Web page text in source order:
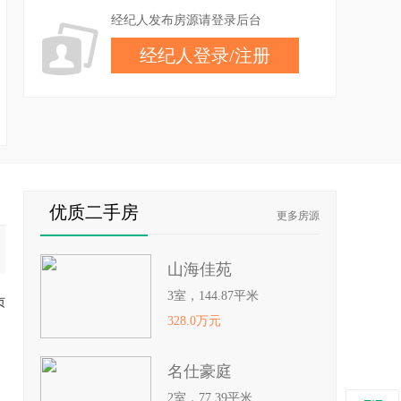
经纪人发布房源请登录后台
经纪人登录/注册
优质二手房 更多房源
山海佳苑
3室，144.87平米
328.0万元
名仕豪庭
2室，77.39平米